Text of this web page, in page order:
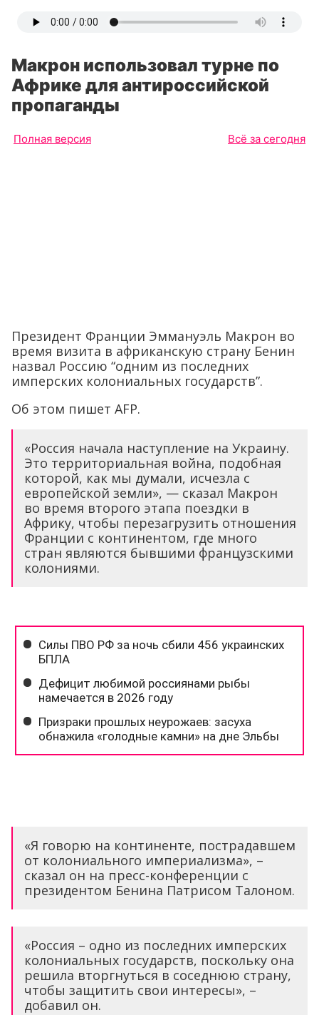
Макрон использовал турне по
Африке для антироссийской
пропаганды
Полная версия Всё за сегодня
Президент Франции Эммануэль Макрон во
время визита в африканскую страну Бенин
назвал Россию “одним из последних
имперских колониальных государств”.
Об этом пишет AFP.
«Россия начала наступление на Украину.
Это территориальная война, подобная
которой, как мы думали, исчезла с
европейской земли», — сказал Макрон
во время второго этапа поездки в
Африку, чтобы перезагрузить отношения
Франции с континентом, где много
стран являются бывшими французскими
колониями.
«Я говорю на континенте, пострадавшем
от колониального империализма», –
сказал он на пресс-конференции с
президентом Бенина Патрисом Талоном.
«Россия – одно из последних имперских
колониальных государств, поскольку она
решила вторгнуться в соседнюю страну,
чтобы защитить свои интересы», –
добавил он.